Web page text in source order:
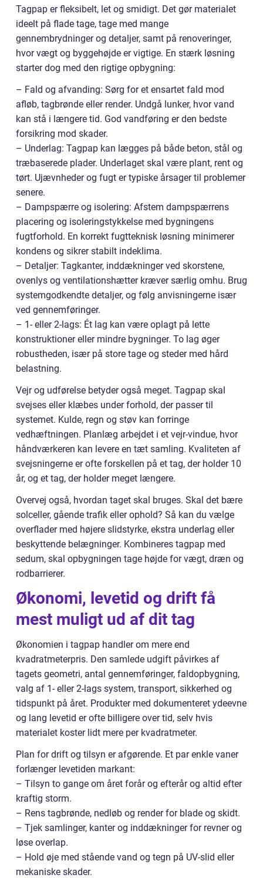
Tagpap er fleksibelt, let og smidigt. Det gør materialet
ideelt på flade tage, tage med mange
gennembrydninger og detaljer, samt på renoveringer,
hvor vægt og byggehøjde er vigtige. En stærk løsning
starter dog med den rigtige opbygning:
– Fald og afvanding: Sørg for et ensartet fald mod
afløb, tagbrønde eller render. Undgå lunker, hvor vand
kan stå i længere tid. God vandføring er den bedste
forsikring mod skader.
– Underlag: Tagpap kan lægges på både beton, stål og
træbaserede plader. Underlaget skal være plant, rent og
tørt. Ujævnheder og fugt er typiske årsager til problemer
senere.
– Dampspærre og isolering: Afstem dampspærrens
placering og isoleringstykkelse med bygningens
fugtforhold. En korrekt fugtteknisk løsning minimerer
kondens og sikrer stabilt indeklima.
– Detaljer: Tagkanter, inddækninger ved skorstene,
ovenlys og ventilationshætter kræver særlig omhu. Brug
systemgodkendte detaljer, og følg anvisningerne især
ved gennemføringer.
– 1- eller 2-lags: Ét lag kan være oplagt på lette
konstruktioner eller mindre bygninger. To lag øger
robustheden, især på store tage og steder med hård
belastning.
Vejr og udførelse betyder også meget. Tagpap skal
svejses eller klæbes under forhold, der passer til
systemet. Kulde, regn og støv kan forringe
vedhæftningen. Planlæg arbejdet i et vejr-vindue, hvor
håndværkeren kan levere en tæt samling. Kvaliteten af
svejsningerne er ofte forskellen på et tag, der holder 10
år, og et tag, der holder meget længere.
Overvej også, hvordan taget skal bruges. Skal det bære
solceller, gående trafik eller ophold? Så kan du vælge
overflader med højere slidstyrke, ekstra underlag eller
beskyttende belægninger. Kombineres tagpap med
sedum, skal opbygningen tage højde for vægt, dræn og
rodbarrierer.
Økonomi, levetid og drift få
mest muligt ud af dit tag
Økonomien i tagpap handler om mere end
kvadratmeterpris. Den samlede udgift påvirkes af
tagets geometri, antal gennemføringer, faldopbygning,
valg af 1- eller 2-lags system, transport, sikkerhed og
tidspunkt på året. Produkter med dokumenteret ydeevne
og lang levetid er ofte billigere over tid, selv hvis
materialet koster lidt mere per kvadratmeter.
Plan for drift og tilsyn er afgørende. Et par enkle vaner
forlænger levetiden markant:
– Tilsyn to gange om året forår og efterår og altid efter
kraftig storm.
– Rens tagbrønde, nedløb og render for blade og skidt.
– Tjek samlinger, kanter og inddækninger for revner og
løse overlap.
– Hold øje med stående vand og tegn på UV-slid eller
mekaniske skader.